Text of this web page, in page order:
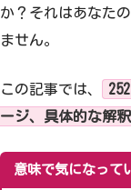
か？それはあなた
ません。
この記事では、
ージ、具体的な解釈
意味で気になって